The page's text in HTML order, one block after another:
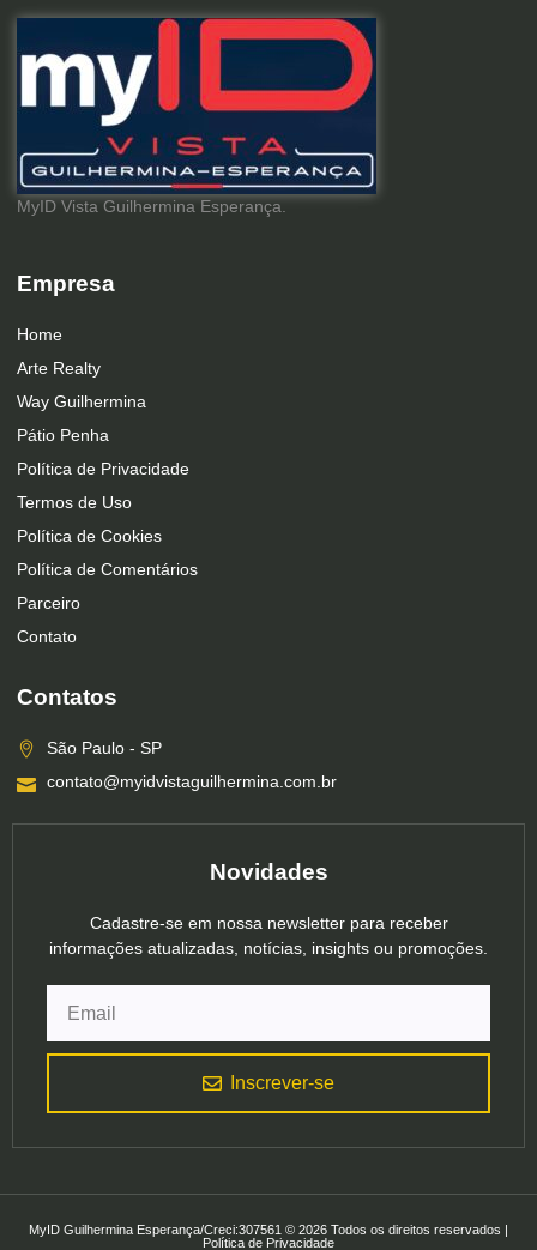
MyID Vista Guilhermina Esperança.
Empresa
Home
Arte Realty
Way Guilhermina
Pátio Penha
Política de Privacidade
Termos de Uso
Política de Cookies
Política de Comentários
Parceiro
Contato
Contatos
São Paulo - SP
contato@myidvistaguilhermina.com.br
Novidades
Cadastre-se em nossa newsletter para receber
informações atualizadas, notícias, insights ou promoções.
Inscrever-se
MyID Guilhermina Esperança/Creci:307561 © 2026 Todos os direitos reservados |
Política de Privacidade